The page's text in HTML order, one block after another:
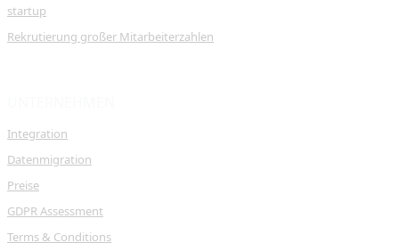
startup
Rekrutierung großer Mitarbeiterzahlen
Integration
Datenmigration
Preise
GDPR Assessment
Terms & Conditions